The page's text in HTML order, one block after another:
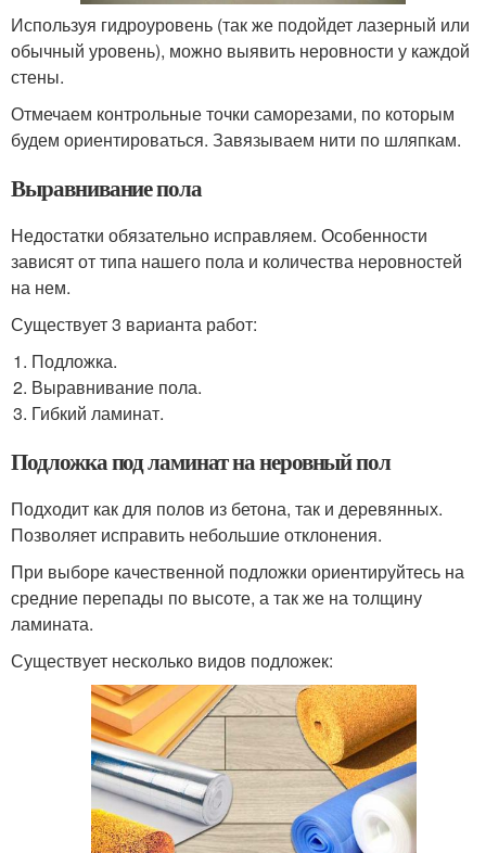
Используя гидроуровень (так же подойдет лазерный или
обычный уровень), можно выявить неровности у каждой
стены.
Отмечаем контрольные точки саморезами, по которым
будем ориентироваться. Завязываем нити по шляпкам.
Выравнивание пола
Недостатки обязательно исправляем. Особенности
зависят от типа нашего пола и количества неровностей
на нем.
Существует 3 варианта работ:
Подложка.
Выравнивание пола.
Гибкий ламинат.
Подложка под ламинат на неровный пол
Подходит как для полов из бетона, так и деревянных.
Позволяет исправить небольшие отклонения.
При выборе качественной подложки ориентируйтесь на
средние перепады по высоте, а так же на толщину
ламината.
Существует несколько видов подложек: